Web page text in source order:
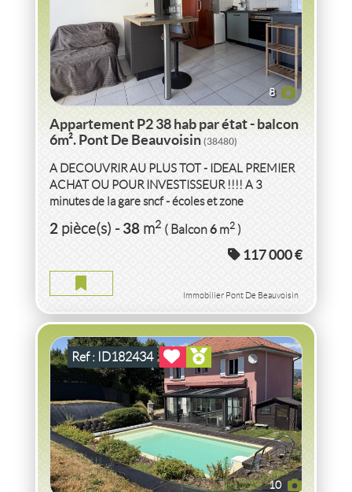
8
Appartement P2 38 hab par état - balcon
6m². Pont De Beauvoisin(38480)
A DECOUVRIR AU PLUS TOT - IDEAL PREMIER
ACHAT OU POUR INVESTISSEUR !!!! A 3
minutes de la gare sncf - écoles et zone
commercial La Baronnie au calme dans jolie
copropriété...
2pièce(s)-38m2 ( Balcon6m2)
117 000 €
Immobilier Pont De Beauvoisin
10
Ref : ID182434
VENTE VILLA 127M² HAB - PISINE - TERRAIN 819
M²ISERE
VILLA 127M² HAB - PISINE - TERRAIN 819 M² ISERE
6pièce(s)-127m2 ( Terrain819m2)